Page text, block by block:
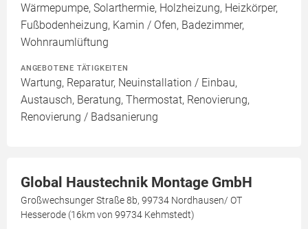
Wärmepumpe, Solarthermie, Holzheizung, Heizkörper,
Fußbodenheizung, Kamin / Ofen, Badezimmer,
Wohnraumlüftung
ANGEBOTENE TÄTIGKEITEN
Wartung, Reparatur, Neuinstallation / Einbau,
Austausch, Beratung, Thermostat, Renovierung,
Renovierung / Badsanierung
Global Haustechnik Montage GmbH
Großwechsunger Straße 8b, 99734 Nordhausen/ OT
Hesserode (16km von 99734 Kehmstedt)